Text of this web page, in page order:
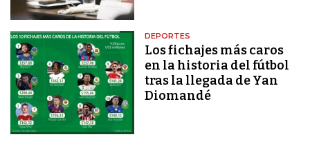
DEPORTES
Los fichajes más caros
en la historia del fútbol
tras la llegada de Yan
Diomandé